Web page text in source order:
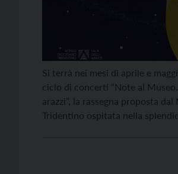
Si terrà nei mesi di aprile e
ciclo di concerti “Note al
arazzi”, la rassegna proposta
Tridentino ospitata nella